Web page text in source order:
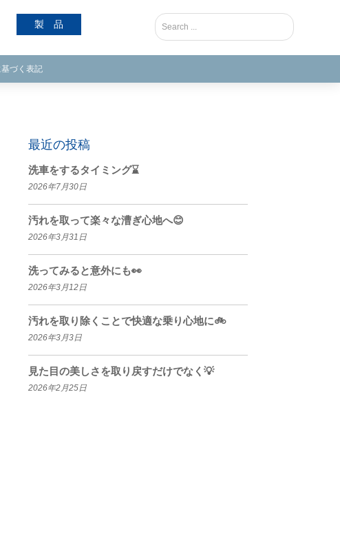
製 品
づく表記
最近の投稿
洗車をするタイミング⌛
2026年7月30日
汚れを取って楽々な漕ぎ心地へ😊
2026年3月31日
洗ってみると意外にも👀
2026年3月12日
汚れを取り除くことで快適な乗り心地に🚲
2026年3月3日
見た目の美しさを取り戻すだけでなく💡
2026年2月25日